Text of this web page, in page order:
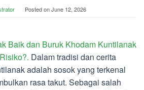
Posted onJune 12, 2026
Baik dan Buruk Khodam Kuntilanak
Dalam tradisi dan cerita
adalah sosok yang terkenal
rasa takut. Sebagai salah